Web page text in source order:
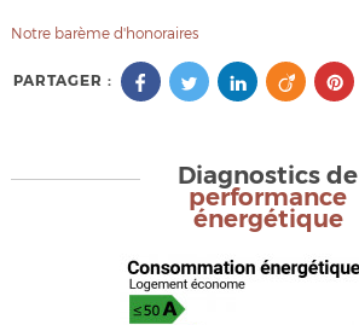
Notre barème d'honoraires
PARTAGER :
Diagnostics de
performance
énergétique